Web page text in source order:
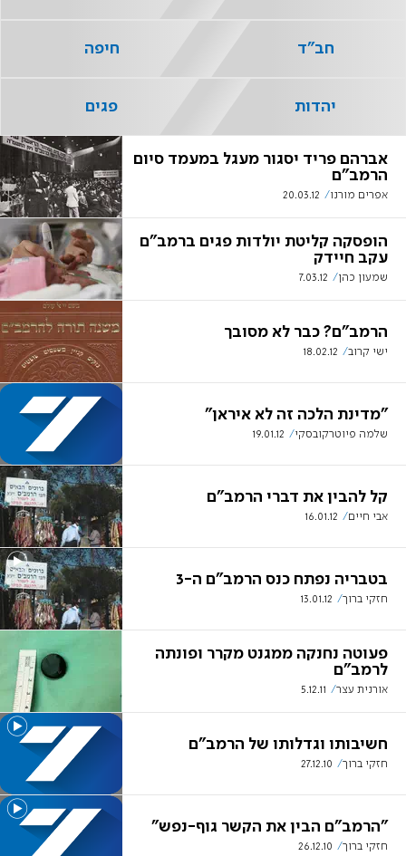
אברהם פריד יסגור מעגל במעמד סיום
הרמב"ם
אפרים מורנו 20.03.12
הופסקה קליטת יולדות פגים ברמב"ם
עקב חיידק
שמעון כהן 7.03.12
הרמב"ם? כבר לא מסובך
ישי קרוב 18.02.12
"מדינת הלכה זה לא איראן"
שלמה פיוטרקובסקי 19.01.12
קל להבין את דברי הרמב"ם
אבי חיים 16.01.12
בטבריה נפתח כנס הרמב"ם ה-3
חזקי ברוך 13.01.12
פעוטה נחנקה ממגנט מקרר ופונתה
לרמב"ם
אורנית עצר 5.12.11
חשיבותו וגדלותו של הרמב"ם
חזקי ברוך 27.12.10
"הרמב"ם הבין את הקשר גוף-נפש"
חזקי ברוך 26.12.10
חב"ד חיפה
יהדות פגים